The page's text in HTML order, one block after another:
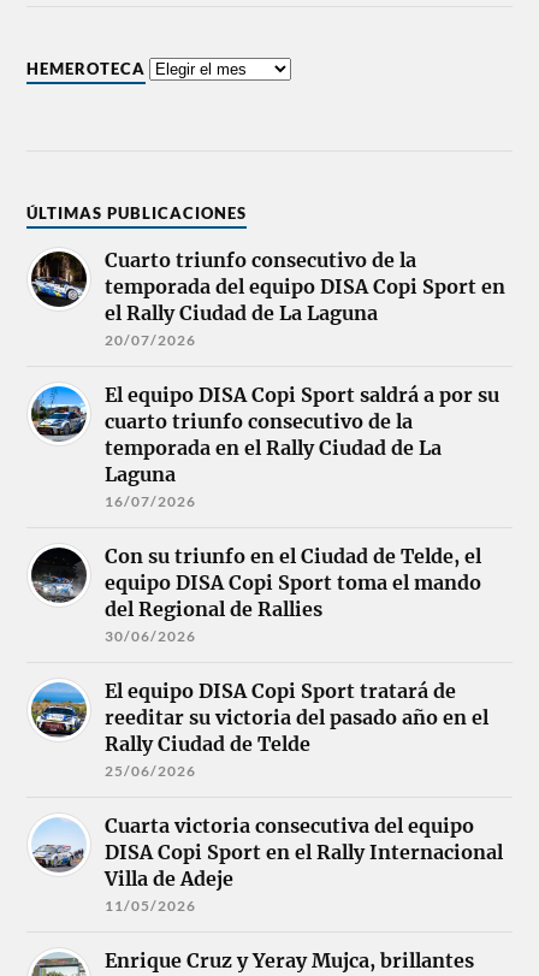
HEMEROTECA
ÚLTIMAS PUBLICACIONES
Cuarto triunfo consecutivo de la
temporada del equipo DISA Copi Sport en
el Rally Ciudad de La Laguna
20/07/2026
El equipo DISA Copi Sport saldrá a por su
cuarto triunfo consecutivo de la
temporada en el Rally Ciudad de La
Laguna
16/07/2026
Con su triunfo en el Ciudad de Telde, el
equipo DISA Copi Sport toma el mando
del Regional de Rallies
30/06/2026
El equipo DISA Copi Sport tratará de
reeditar su victoria del pasado año en el
Rally Ciudad de Telde
25/06/2026
Cuarta victoria consecutiva del equipo
DISA Copi Sport en el Rally Internacional
Villa de Adeje
11/05/2026
Enrique Cruz y Yeray Mujca, brillantes